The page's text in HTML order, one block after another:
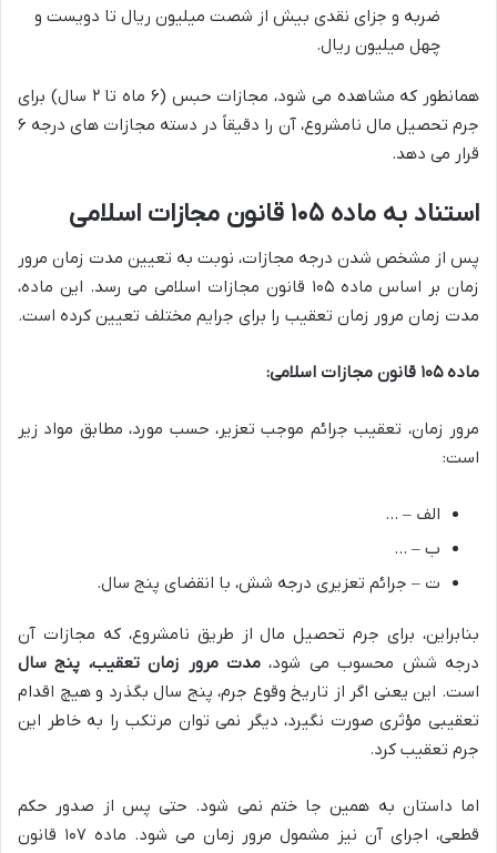
ضربه و جزای نقدی بیش از شصت میلیون ریال تا دویست و
چهل میلیون ریال.
همانطور که مشاهده می شود، مجازات حبس (۶ ماه تا ۲ سال) برای
جرم تحصیل مال نامشروع، آن را دقیقاً در دسته مجازات های درجه ۶
قرار می دهد.
استناد به ماده ۱۰۵ قانون مجازات اسلامی
پس از مشخص شدن درجه مجازات، نوبت به تعیین مدت زمان مرور
زمان بر اساس ماده ۱۰۵ قانون مجازات اسلامی می رسد. این ماده،
مدت زمان مرور زمان تعقیب را برای جرایم مختلف تعیین کرده است.
ماده ۱۰۵ قانون مجازات اسلامی:
مرور زمان، تعقیب جرائم موجب تعزیر، حسب مورد، مطابق مواد زیر
است:
الف – …
ب – …
ت – جرائم تعزیری درجه شش، با انقضای پنج سال.
بنابراین، برای جرم تحصیل مال از طریق نامشروع، که مجازات آن
درجه شش محسوب می شود، مدت مرور زمان تعقیب، پنج سال
است. این یعنی اگر از تاریخ وقوع جرم، پنج سال بگذرد و هیچ اقدام
تعقیبی مؤثری صورت نگیرد، دیگر نمی توان مرتکب را به خاطر این
جرم تعقیب کرد.
اما داستان به همین جا ختم نمی شود. حتی پس از صدور حکم
قطعی، اجرای آن نیز مشمول مرور زمان می شود. ماده ۱۰۷ قانون